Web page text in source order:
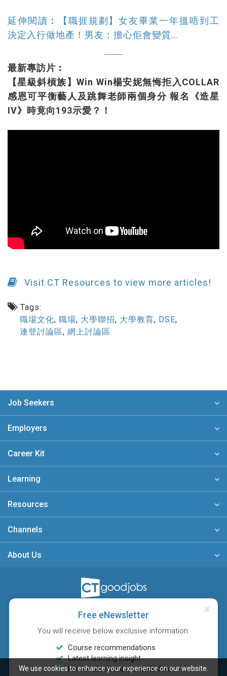
We use cookies to enhance your experience on our website.
延伸閱讀︰【職捱規劃】女友畢業一年搵唔到工
決定入行做地產！男友：擔心佢會變質…
最新專訪片︰
【星級斜槓族】Win Win楊安妮無悔拒入COLLAR
感恩可平衡藝人及跳舞老師兩個身分 報名《造星
IV》時竟向193示愛？！
Visit CT Resources to view more articles!
Tags:
職場文化, 職場, 大學聯招, 大學教育, DSE,
連登討論區, 網上討論區
Free eNewsletter
You will receive below exclusive information:
Course recommendations
Latest learning insight
Personalised course reminders
Job Seekers
Employers
Career Kit
Learning
Resources
Channels
About Us
A member of